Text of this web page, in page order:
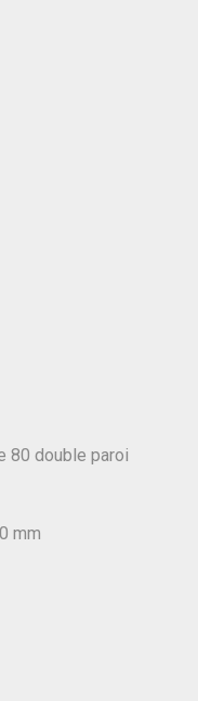
80 double paroi
mm